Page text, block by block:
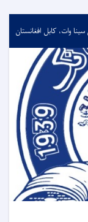
سینا وات، کابل افغانستان